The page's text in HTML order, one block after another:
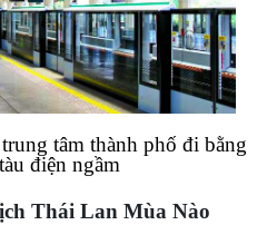
tâm thành phố đi bằng
điện ngầm
Thái Lan Mùa Nào